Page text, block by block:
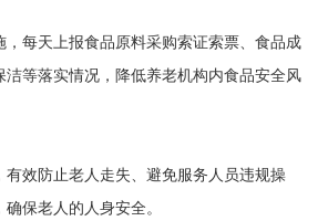
，每天上报食品原料采购索证索票、食品成
洁等落实情况，降低养老机构内食品安全风
有效防止老人走失、避免服务人员违规操
保老人的人身安全。